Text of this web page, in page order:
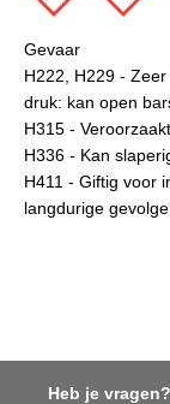
Gevaar
H222, H229 -
druk: kan open
H315 -
H336 - Kan
H411 - Giftig voor
langdurige
Heb je vragen?